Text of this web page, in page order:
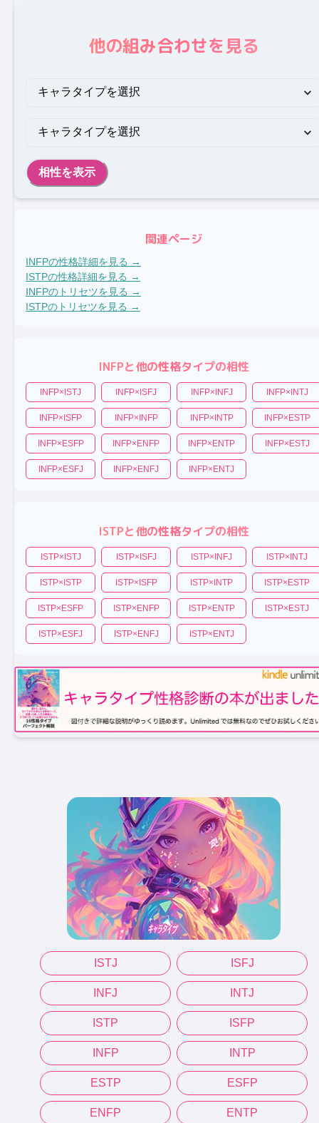
ISTJ ISFJ
INFJ INTJ
ISTP ISFP
INFP INTP
ESTP ESFP
ENFP ENTP
他の組み合わせを見る
相性を表示
関連ページ
INFPの性格詳細を見る →
ISTPの性格詳細を見る →
INFPのトリセツを見る →
ISTPのトリセツを見る →
INFPと他の性格タイプの相性
INFP× ISTJ INFP× ISFJ INFP× INFJ INFP× INTJ
INFP× ISFP INFP× INFP INFP× INTP INFP× ESTP
INFP× ESFP INFP× ENFP INFP× ENTP INFP× ESTJ
INFP× ESFJ INFP× ENFJ INFP× ENTJ
ISTPと他の性格タイプの相性
ISTP× ISTJ ISTP× ISFJ ISTP× INFJ ISTP× INTJ
ISTP× ISTP ISTP× ISFP ISTP× INTP ISTP× ESTP
ISTP× ESFP ISTP× ENFP ISTP× ENTP ISTP× ESTJ
ISTP× ESFJ ISTP× ENFJ ISTP× ENTJ